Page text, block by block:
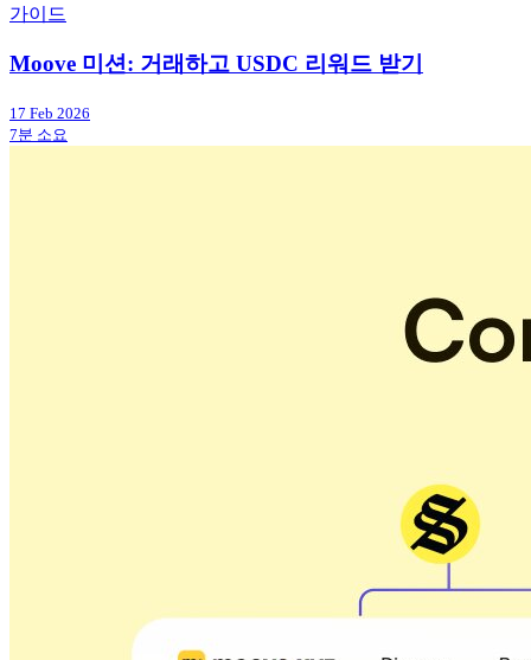
가이드
Moove 미션: 거래하고 USDC 리워드 받기
17 Feb 2026
7분 소요